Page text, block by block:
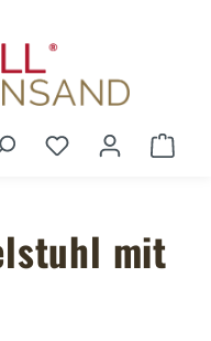
Du hast 0
mit